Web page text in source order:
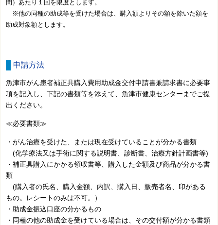
間）あたり１回を限度とします。
※他の同種の助成等を受けた場合は、購入額よりその額を除いた額を
助成対象額とします。
申請方法
魚津市がん患者補正具購入費用助成金交付申請書兼請求書に必要事
項を記入し、下記の書類等を添えて、魚津市健康センターまでご提
出ください。
≪必要書類≫
・がん治療を受けた、または現在受けていることが分かる書類
(化学療法又は手術に関する説明書、診断書、治療方針計画書等)
・補正具購入にかかる領収書等、購入した金額及び商品が分かる書
類
(購入者の氏名、購入金額、内訳、購入日、販売者名、印がある
もの。レシートのみは不可。）
・助成金振込口座の分かるもの
・同種の他の助成金を受けている場合は、その交付額が分かる書類